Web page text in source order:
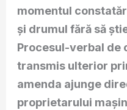
momentul
și drumul fără să
Procesul-verbal de
transmis ulterior
amenda ajunge
proprietarului